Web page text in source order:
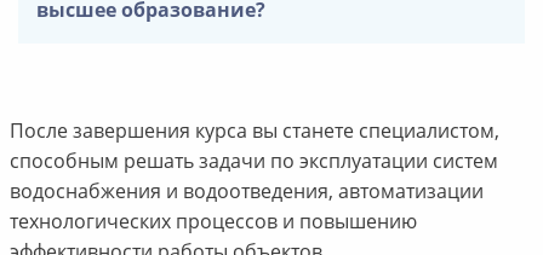
высшее образование?
После завершения курса вы станете специалистом,
способным решать задачи по эксплуатации систем
водоснабжения и водоотведения, автоматизации
технологических процессов и повышению